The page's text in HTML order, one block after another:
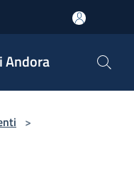
Andora
>